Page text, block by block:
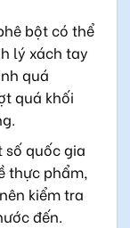
bột có thể
lý xách tay
quá
quá khối
số quốc gia
thực phẩm,
kiểm tra
đến.